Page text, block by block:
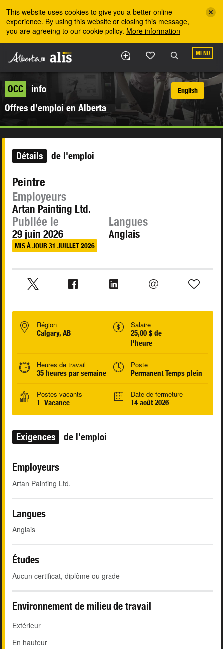
This website uses cookies to give you a better online
experience. By using this website or closing this message,
you are agreeing to our cookie policy. More information
MENU
OCC
info
Offres d’emploi en Alberta
English
Détails de l'emploi
Peintre
Employeurs
Artan Painting Ltd.
Publiée le
29 juin 2026
MIS À JOUR 31 JUILLET 2026
Langues
Anglais
Région
Calgary, AB
Salaire
25,00 $ de
l'heure
Heures de travail
35 heures par semaine
Poste
Permanent Temps plein
Postes vacants
1 Vacance
Date de fermeture
14 août 2026
Exigences de l'emploi
Employeurs
Artan Painting Ltd.
Langues
Anglais
Études
Aucun certificat, diplôme ou grade
Environnement de milieu de travail
Extérieur
En hauteur